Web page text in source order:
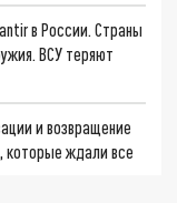
в России. Страны
ВСУ теряют
и возвращение
которые ждали все